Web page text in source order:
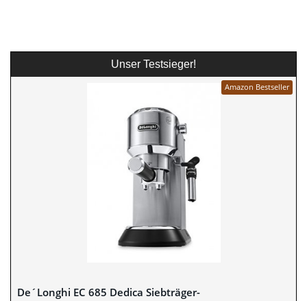
Unser Testsieger!
Amazon Bestseller
De´Longhi EC 685 Dedica Siebträger-